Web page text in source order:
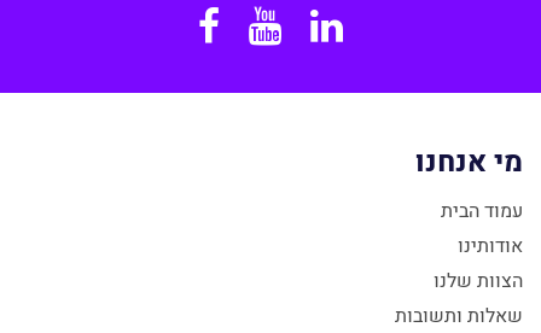
Linkedin
YouTube
מי אנחנו
עמוד הבית
אודותינו
הצוות שלנו
שאלות ותשובות